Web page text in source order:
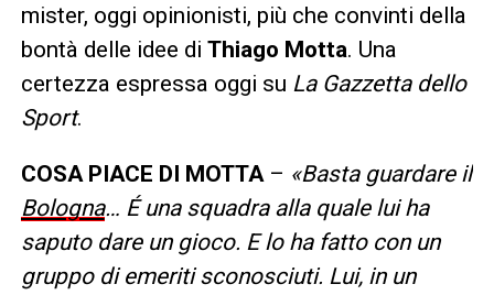
mister, oggi opinionisti, più che convinti della
bontà delle idee di Thiago Motta. Una
certezza espressa oggi su La Gazzetta dello
Sport.
COSA PIACE DI MOTTA– «Basta guardare il
Bologna… É una squadra alla quale lui ha
saputo dare un gioco. E lo ha fatto con un
gruppo di emeriti sconosciuti. Lui, in un